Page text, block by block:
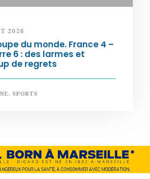
2026
du monde. France 4 –
6 : des larmes et
de regrets
, SPORTS